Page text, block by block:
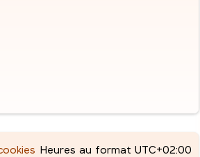
Heures au format UTC+02:00